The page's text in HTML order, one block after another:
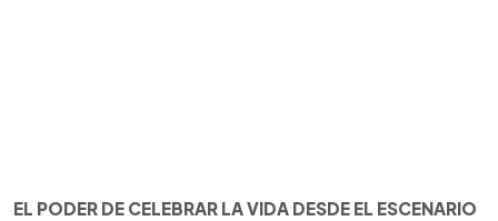
EL PODER DE CELEBRAR LA VIDA DESDE EL ESCENARIO